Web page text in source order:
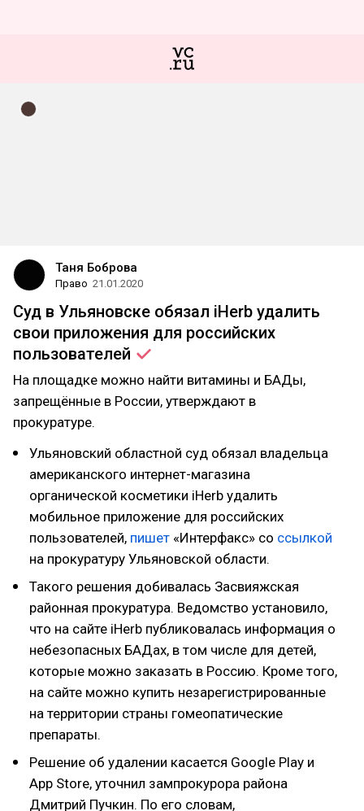
Таня Боброва
Право 21.01.2020
Суд в Ульяновске обязал iHerb удалить
свои приложения для российских
пользователей
На площадке можно найти витамины и БАДы,
запрещённые в России, утверждают в
прокуратуре.
Ульяновский областной суд обязал владельца
американского интернет-магазина
органической косметики iHerb удалить
мобильное приложение для российских
пользователей, пишет «Интерфакс» со ссылкой
на прокуратуру Ульяновской области.
Такого решения добивалась Засвияжская
районная прокуратура. Ведомство установило,
что на сайте iHerb публиковалась информация о
небезопасных БАДах, в том числе для детей,
которые можно заказать в Россию. Кроме того,
на сайте можно купить незарегистрированные
на территории страны гомеопатические
препараты.
Решение об удалении касается Google Play и
App Store, уточнил зампрокурора района
Дмитрий Пучкин. По его словам,